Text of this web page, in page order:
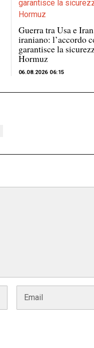
Guerra tra Usa e
iraniano: l’accordo
garantisce la
Hormuz
06.08.2026 06:15